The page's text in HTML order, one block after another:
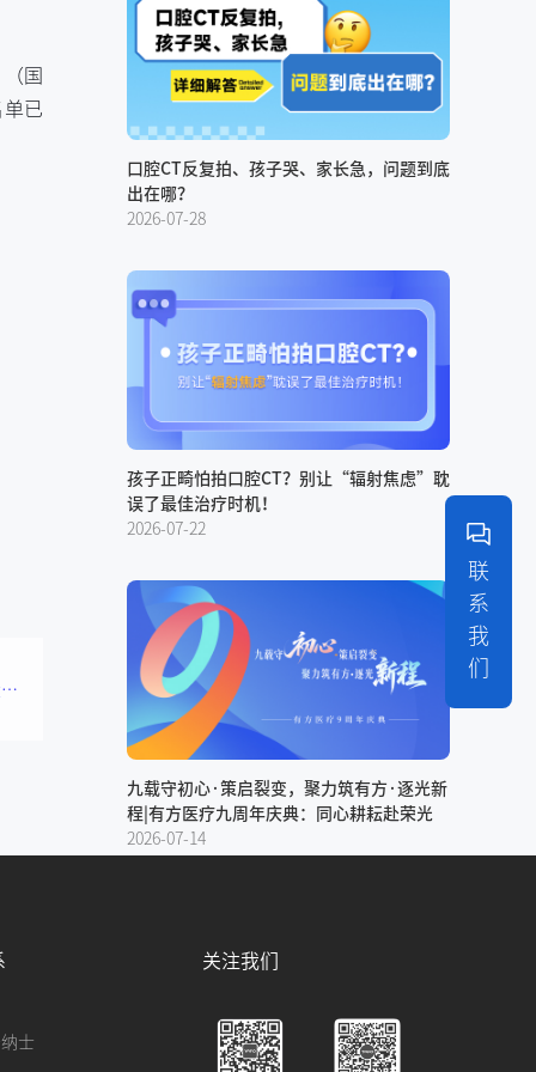
国
已
“D”001台，发货！ ——有方医疗Pirox-D大视野口腔CBCT，全球首台已装机发车！
口腔CT反复拍、孩子哭、家长急，问题到底
出在哪？
2026-07-28
孩子正畸怕拍口腔CT？别让“辐射焦虑”耽
误了最佳治疗时机！
2026-07-22
九载守初心·策启裂变，聚力筑有方·逐光新
程|有方医疗九周年庆典：同心耕耘赴荣光
2026-07-14
士
关注我们
联
系
我
们